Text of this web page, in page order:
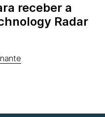
receber a
Radar